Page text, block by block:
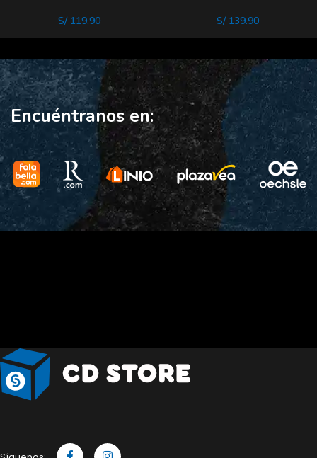
S/119.90 S/139.90
Encuéntranos en: